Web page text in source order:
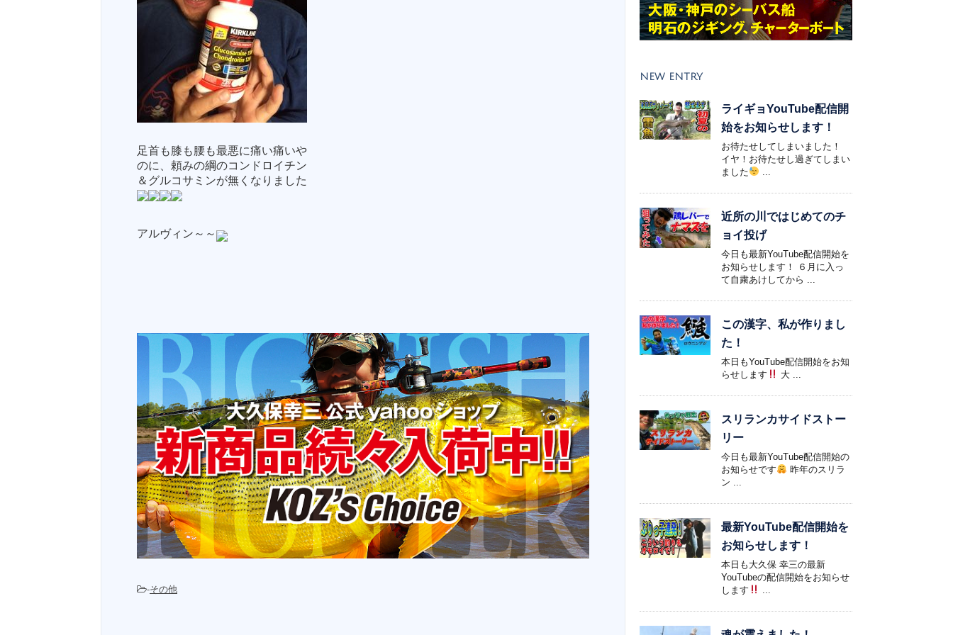
足首も膝も腰も最悪に痛い痛いや
のに、頼みの綱のコンドロイチン
＆グルコサミンが無くなりました
アルヴィン～～
-その他
NEW ENTRY
ライギョYouTube配信開
始をお知らせします！
お待たせしてしまいました！
イヤ！お待たせし過ぎてしまい
ました
...
近所の川ではじめてのチ
ョイ投げ
今日も最新YouTube配信開始を
お知らせします！ ６月に入っ
て自粛あけしてから ...
この漢字、私が作りまし
た！
本日もYouTube配信開始をお知
らせします
大 ...
スリランカサイドストー
リー
今日も最新YouTube配信開始の
お知らせです
昨年のスリラ
ン ...
最新YouTube配信開始を
お知らせします！
本日も大久保 幸三の最新
YouTubeの配信開始をお知らせ
します
...